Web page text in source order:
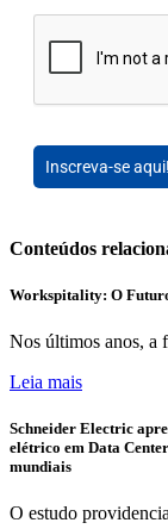
Inscreva-se aqui!
Conteúdos
Workspitality: O
Nos últimos anos, a
Leia mais
Schneider Electric
elétrico em Data
mundiais
O estudo